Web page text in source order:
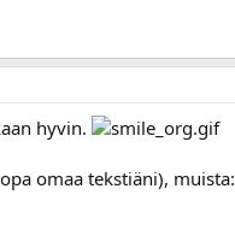
hyvin.
omaa tekstiäni), muista: